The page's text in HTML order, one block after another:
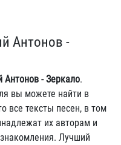
Антонов -
Антонов - Зеркало.
вы можете найти в
все тексты песен, в том
их авторам и
Лучший